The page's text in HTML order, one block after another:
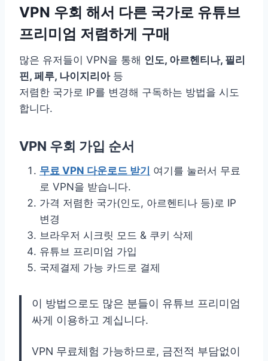
VPN 우회 해서 다른 국가로 유튜브
프리미엄 저렴하게 구매
많은 유저들이 VPN을 통해 인도, 아르헨티나, 필리
핀, 페루, 나이지리아등
저렴한 국가로 IP를 변경해 구독하는 방법을 시도
합니다.
VPN 우회 가입 순서
무료 VPN 다운로드 받기
여기를 눌러서 무료
로 VPN을 받습니다.
가격 저렴한 국가(인도, 아르헨티나 등)로 IP
변경
브라우저 시크릿 모드 & 쿠키 삭제
유튜브 프리미엄 가입
국제결제 가능 카드로 결제
이 방법으로도 많은 분들이 유튜브 프리미엄
싸게 이용하고 계십니다.
VPN 무료체험 가능하므로, 금전적 부담없이